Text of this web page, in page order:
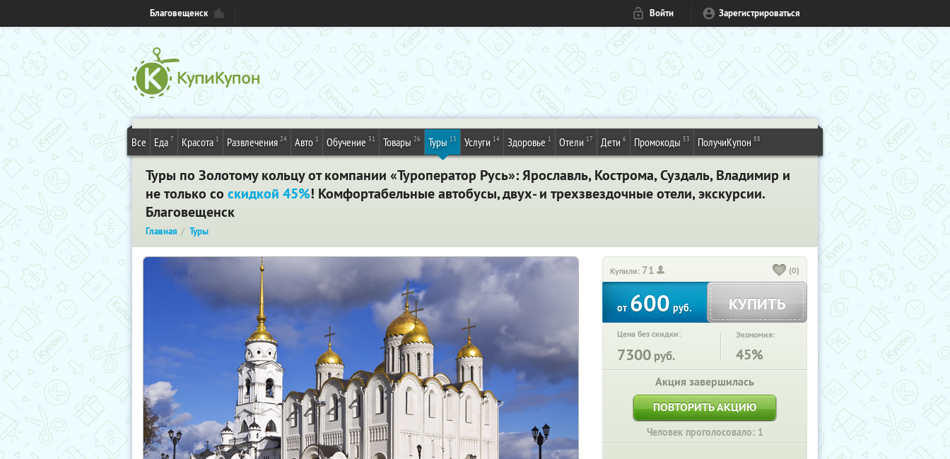
Благовещенск Войти Зарегистрироваться
Все Еда 7 Красота 1 Развлечения 24 Авто 1 Обучение 31 Товары 26 Туры 13 Услуги 14 Здоровье 1 Отели 17 Дети 6 Промокоды 53 ПолучиКупон 88
Туры по Золотому кольцу от компании «Туроператор Русь»: Ярославль, Кострома, Суздаль, Владимир и
не только со скидкой 45%! Комфортабельные автобусы, двух- и трехзвездочные отели, экскурсии.
Благовещенск
Главная Туры
Купили: 71 (0)
от600руб. КУПИТЬ
Цена без скидки:
7300 руб.
Экономия:
45%
Акция завершилась
ПОВТОРИТЬ АКЦИЮ
Человек проголосовало: 1